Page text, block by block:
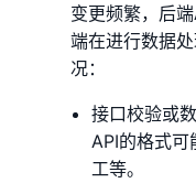
变更频繁，后
端在进行数据
况：
接口校验或
API的格式
工等。